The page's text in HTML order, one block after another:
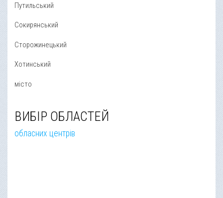
Путильський
Сокирянський
Сторожинецький
Хотинський
місто
ВИБІР ОБЛАСТЕЙ
обласних центрів